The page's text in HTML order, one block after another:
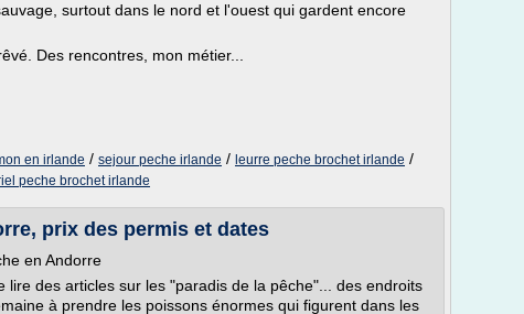
surtout dans le nord et l'ouest qui gardent encore
Des rencontres, mon métier...
en irlande / sejour peche irlande / leurre peche brochet irlande /
peche brochet irlande
prix des permis et dates
en Andorre
lire des articles sur les "paradis de la pêche"... des endroits
à prendre les poissons énormes qui figurent dans les